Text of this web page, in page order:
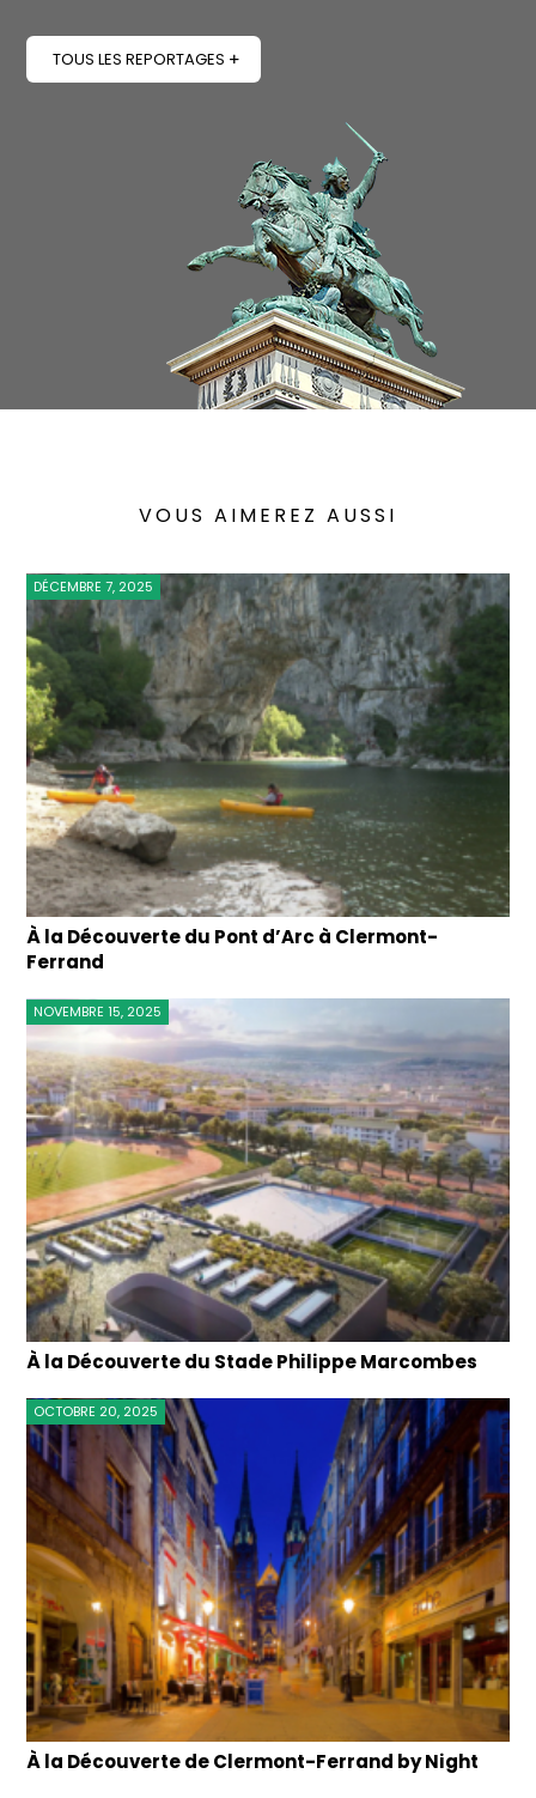
TOUS LES REPORTAGES
VOUS AIMEREZ AUSSI
À la Découverte du Pont d’Arc à Clermont-
Ferrand
DÉCEMBRE 7, 2025
À la Découverte du Stade Philippe Marcombes
NOVEMBRE 15, 2025
À la Découverte de Clermont-Ferrand by Night
OCTOBRE 20, 2025